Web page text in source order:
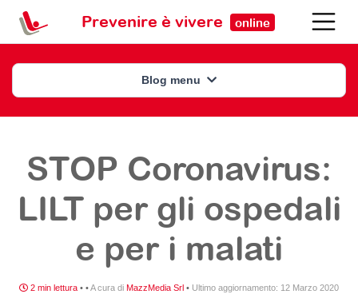
Prevenire è vivere online
Blog menu
STOP Coronavirus:
LILT per gli ospedali
e per i malati
2 min lettura • •A cura di MazzMedia Srl • Ultimo aggiornamento: 12 Marzo 2020